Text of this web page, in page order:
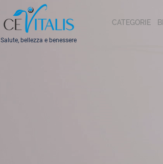
Salute, bellezza e benessere
CATEGORIE